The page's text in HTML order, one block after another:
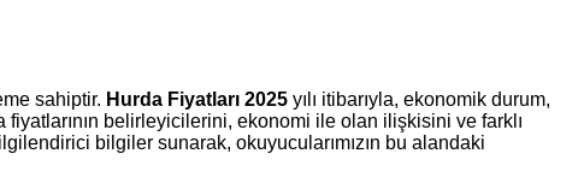
sahiptir. Hurda Fiyatları 2025 yılı itibarıyla, ekonomik durum,
belirleyicilerini, ekonomi ile olan ilişkisini ve farklı
bilgiler sunarak, okuyucularımızın bu alandaki